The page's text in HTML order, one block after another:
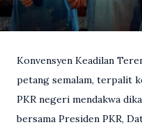
Konvensyen Keadilan
petang semalam, terpalit
PKR negeri mendakwa
bersama Presiden PKR,